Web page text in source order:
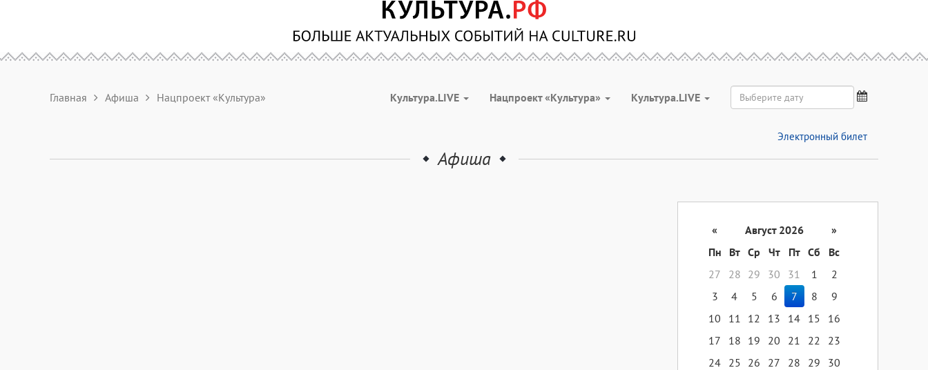
Главная Афиша Нацпроект «Культура» Культура.LIVE Нацпроект «Культура» Культура.LIVE
Электронный билет
Афиша
« Август 2026
»
Пн
Вт Ср Чт Пт Сб
Вс
27
28 29 30 31 1
2
3
4 5 6 7 8
9
10
11 12 13 14 15
16
17
18 19 20 21 22
23
24 25 26 27 28 29
30